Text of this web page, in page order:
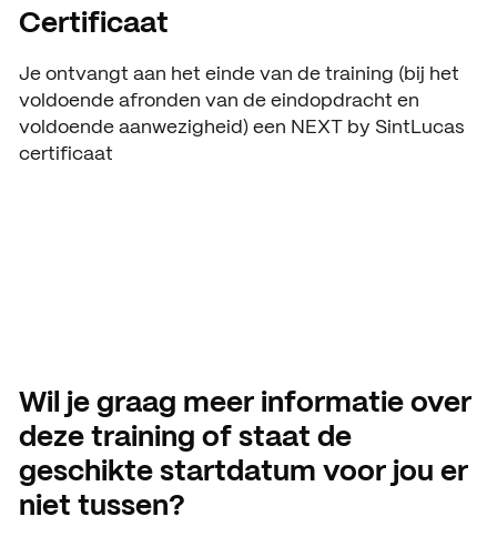
Certificaat
Je ontvangt aan het einde van de training (bij het
voldoende afronden van de eindopdracht en
voldoende aanwezigheid) een NEXT by SintLucas
certificaat
Wil je graag meer informatie over
deze training of staat de
geschikte startdatum voor jou er
niet tussen?